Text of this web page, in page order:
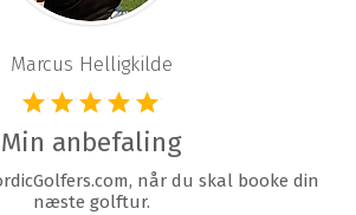
Marcus Helligkilde
Min anbefaling
når du skal booke din
næste golftur.